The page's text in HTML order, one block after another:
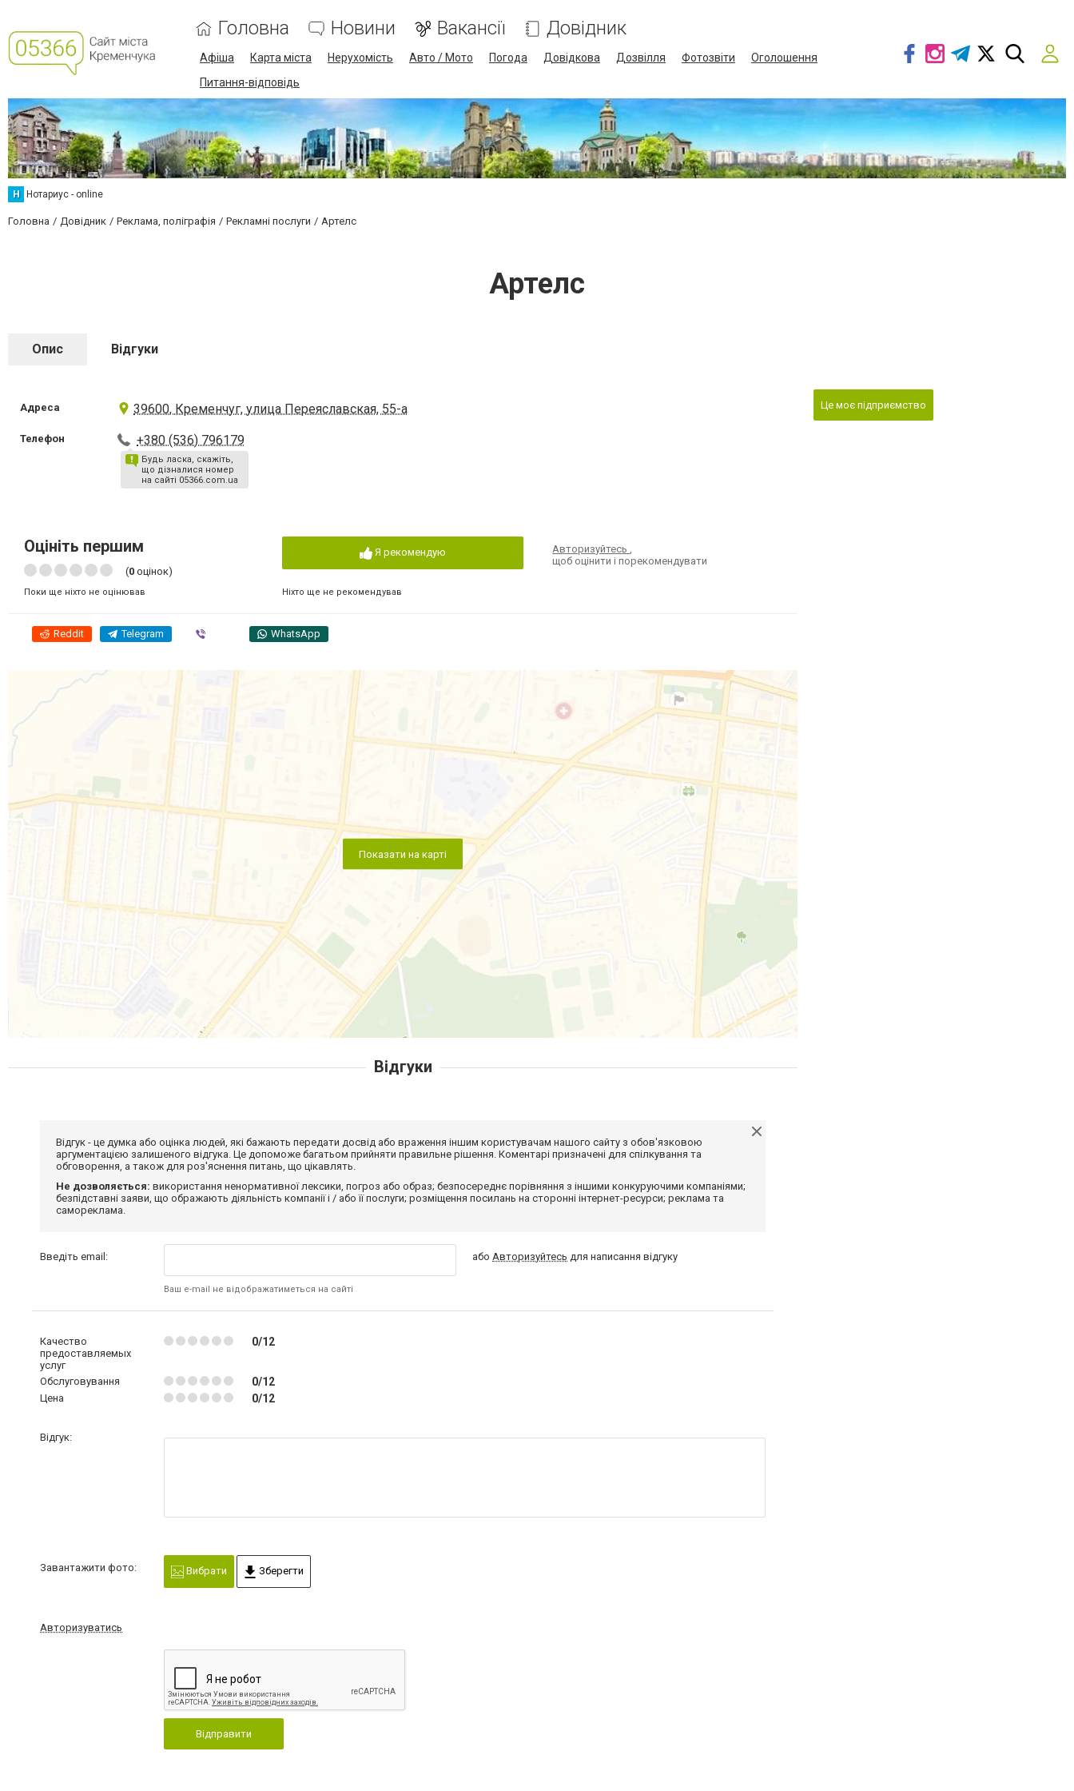
Головна Новини Вакансії Довідник
Афіша Карта міста Нерухомість Авто / Мото Погода Довідкова Дозвілля Фотозвіти
Оголошення
Питання-відповідь
Н Нотариус - online
Головна Довідник Реклама, поліграфія Рекламні послуги Артелс
Артелс
Опис Відгуки
Адреса 39600, Кременчуг, улица Переяславская, 55-а
Телефон +380 (536) 796179
Будь ласка, скажіть,
що дізналися номер
на сайті 05366.com.ua
Оцініть першим
(0 оцінок)
Поки ще ніхто не оцінював
Я рекомендую
Ніхто ще не рекомендував
Авторизуйтесь,
щоб оцінити і порекомендувати
Reddit Telegram WhatsApp
Показати на карті
Це моє підприємство
Відгуки
Відгук - це думка або оцінка людей, які бажають передати досвід або враження іншим користувачам нашого сайту з обов'язковою
аргументацією залишеного відгука. Це допоможе багатьом прийняти правильне рішення. Коментарі призначені для спілкування та
обговорення, а також для роз'яснення питань, що цікавлять.
Не дозволяється: використання ненормативної лексики, погроз або образ; безпосереднє порівняння з іншими конкуруючими компаніями;
безпідставні заяви, що ображають діяльність компанії і / або її послуги; розміщення посилань на сторонні інтернет-ресурси; реклама та
самореклама.
Введіть email:
Ваш e-mail не відображатиметься на сайті
абоАвторизуйтесь для написання відгуку
Качество
предоставляемых
услуг
0/12
Обслуговування 0/12
Цена 0/12
Відгук:
Завантажити фото: Вибрати Зберегти
Авторизуватись
Відправити